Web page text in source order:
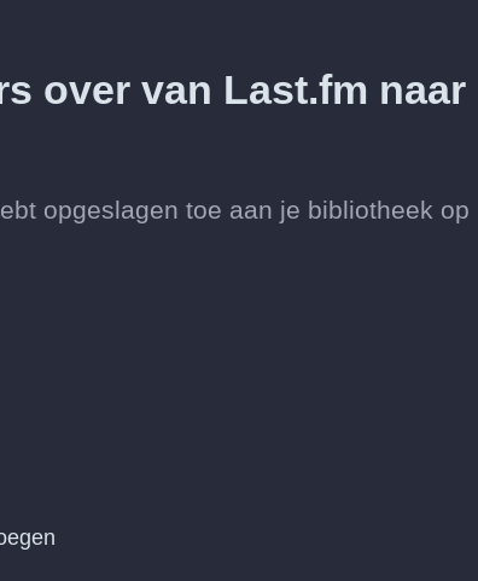
over van Last.fm naar
opgeslagen toe aan je bibliotheek op